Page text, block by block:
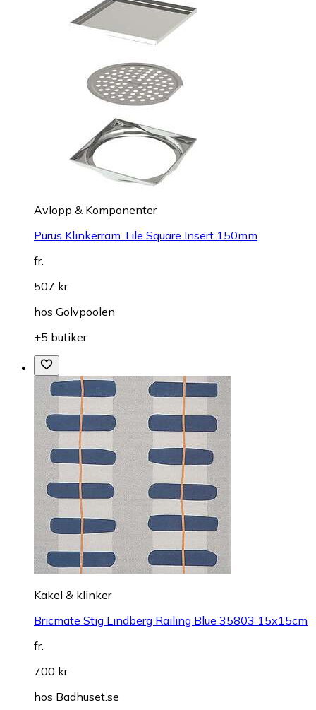
Avlopp & Komponenter
Purus Klinkerram Tile Square Insert 150mm
fr.
507 kr
hos Golvpoolen
+5 butiker
Kakel & klinker
Bricmate Stig Lindberg Railing Blue 35803 15x15cm
fr.
700 kr
hos Badhuset.se